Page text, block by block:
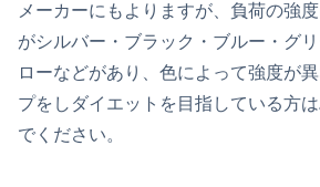
メーカーにもよりますが、負荷の強
がシルバー・ブラック・ブルー・グ
ローなどがあり、色によって強度が
プをしダイエットを目指している方
でください。